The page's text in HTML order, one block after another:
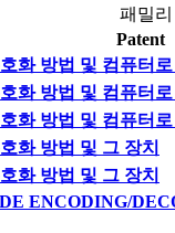
패밀
Patent
화 방법 및 컴퓨터
화 방법 및 컴퓨터
화 방법 및 컴퓨터
화 방법 및 그 장치
화 방법 및 그 장치
ENCODING/